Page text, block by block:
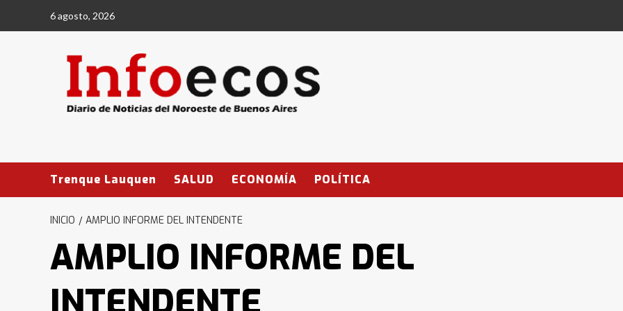
6 agosto, 2026
Trenque Lauquen SALUD ECONOMÍA POLÍTICA
INICIO AMPLIO INFORME DEL INTENDENTE
AMPLIO INFORME DEL